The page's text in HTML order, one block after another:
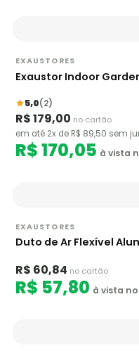
EXAUSTORES
Exaustor Indoor
5,0(2)
R$ 179,00 no cartão
em até 2x de R$ 89,50 sem
R$ 170,05 à vista
EXAUSTORES
Duto de Ar Flexível
R$ 60,84 no cartão
R$ 57,80 à vista no